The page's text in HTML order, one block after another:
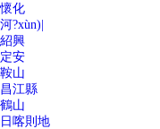
懷化
河?xùn)|
紹興
定安
鞍山
昌江縣
鶴山
日喀則地